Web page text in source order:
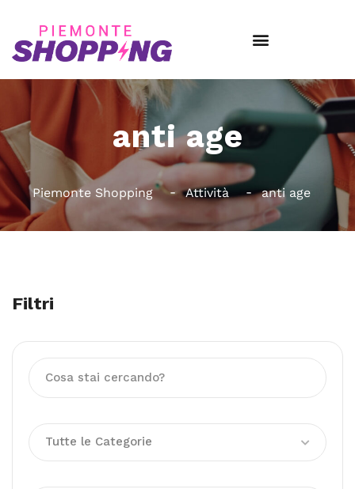
anti age
Piemonte Shopping Attività anti age
Filtri
Tutte le Categorie